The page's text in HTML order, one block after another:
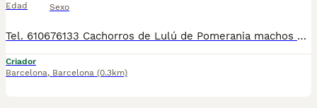
Edad Sexo
Tel. 610676133 Cachorros de Lulú de Pomerania machos y hembras, preciosos, de tamaño pequeño, de dos meses de edad, con mucha calidad de pelo, unas autenticas bolitas de pelo, listos para entrega! Se entregan con la vacuna correspondiente a la edad, desparasitados, con su cartilla veterinaria, microchip y garantía por escrito, muy bien cuidados, muy sanos, criados en entorno familiar. Ven a verlos sin compromiso cualquier día de la semana, incluidos festivos. Disponemos de centro con número zoológico T-2500116
Criador
Barcelona, Barcelona (0.3km)